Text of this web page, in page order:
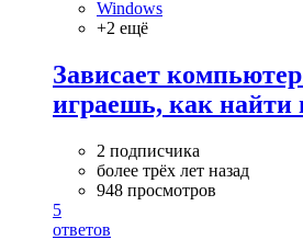
Windows
+2 ещё
Зависает
играешь, как найти
2 подписчика
более трёх лет назад
948 просмотров
5
ответов